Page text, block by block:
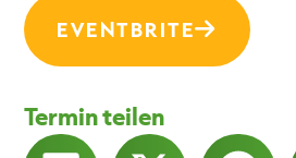
EVENTBRITE
Termin teilen